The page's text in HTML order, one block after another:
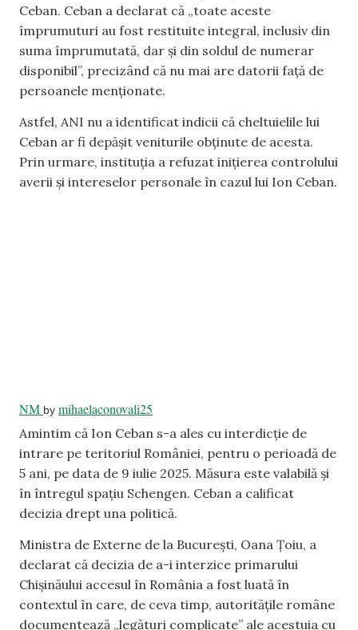
Ceban. Ceban a declarat că „toate aceste
împrumuturi au fost restituite integral, inclusiv din
suma împrumutată, dar și din soldul de numerar
disponibil”, precizând că nu mai are datorii față de
persoanele menționate.
Astfel, ANI nu a identificat indicii că cheltuielile lui
Ceban ar fi depășit veniturile obținute de acesta.
Prin urmare, instituția a refuzat inițierea controlului
averii și intereselor personale în cazul lui Ion Ceban.
NM by mihaelaconovali25
Amintim că Ion Ceban s-a ales cu interdicție de
intrare pe teritoriul României, pentru o perioadă de
5 ani, pe data de 9 iulie 2025. Măsura este valabilă și
în întregul spațiu Schengen. Ceban a calificat
decizia drept una politică.
Ministra de Externe de la București, Oana Țoiu, a
declarat că decizia de a-i interzice primarului
Chișinăului accesul în România a fost luată în
contextul în care, de ceva timp, autoritățile române
documentează „legături complicate” ale acestuia cu